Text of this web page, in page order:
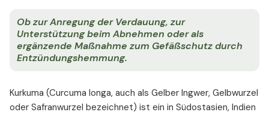
Ob zur Anregung der Verdauung, zur
Unterstützung beim Abnehmen oder als
ergänzende Maßnahme zum Gefäßschutz durch
Entzündungshemmung.
Kurkuma (Curcuma longa, auch als Gelber Ingwer, Gelbwurzel
oder Safranwurzel bezeichnet) ist ein in Südostasien, Indien